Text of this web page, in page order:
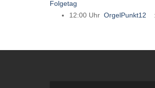
Folgetag
12:00 Uhr OrgelPunkt12